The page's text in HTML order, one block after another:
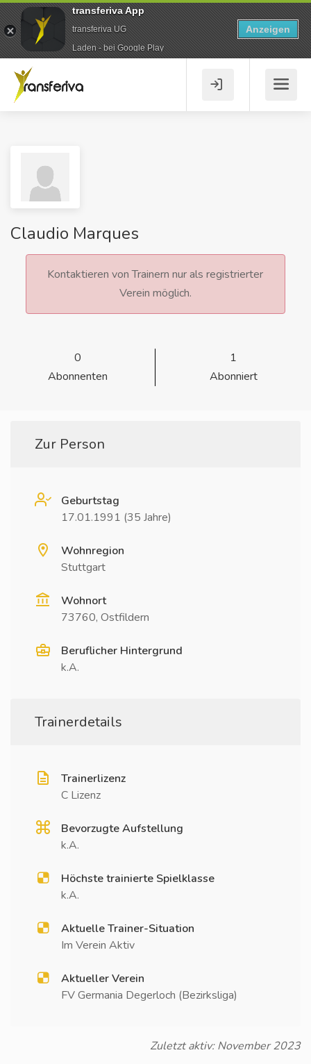
Claudio Marques
Kontaktieren von Trainern nur als registrierter
Verein möglich.
0
Abonnenten
1
Abonniert
Zur Person
Geburtstag
17.01.1991 (35 Jahre)
Wohnregion
Stuttgart
Wohnort
73760, Ostfildern
Beruflicher Hintergrund
k.A.
Trainerdetails
Trainerlizenz
C Lizenz
Bevorzugte Aufstellung
k.A.
Höchste trainierte Spielklasse
k.A.
Aktuelle Trainer-Situation
Im Verein Aktiv
Aktueller Verein
FV Germania Degerloch (Bezirksliga)
Zuletzt aktiv: November 2023
transferiva App
transferiva UG
Laden - bei Google Play
Anzeigen